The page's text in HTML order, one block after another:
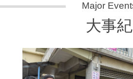
大事紀